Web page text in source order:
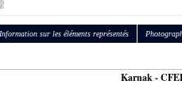
Information sur les éléments représentés